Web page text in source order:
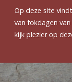
Op deze site
van fokdagen
kijk plezier op